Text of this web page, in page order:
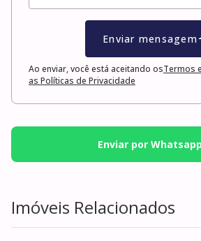
Enviar mensagem
Ao enviar, você está aceitando osTermos
as Políticas de Privacidade
Enviar por Whatsapp
Imóveis Relacionados